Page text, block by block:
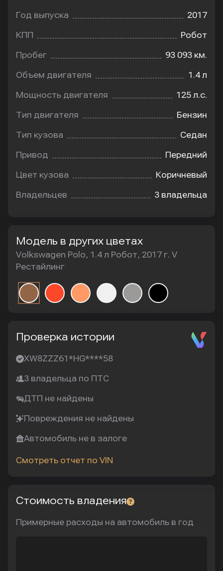
Год выпуска 2017
КПП Робот
Пробег 93 093 км.
Объем двигателя 1.4 л
Мощность двигателя 125 л.с.
Тип двигателя Бензин
Тип кузова Седан
Привод Передний
Цвет кузова Коричневый
Владельцев 3 владельца
Модель в других цветах
Volkswagen Polo, 1.4 л Робот, 2017 г. V
Рестайлинг
Проверка истории
XW8ZZZ61*HG****58
3 владельца по ПТС
ДТП не найдены
Повреждения не найдены
Автомобиль не в залоге
Смотреть отчет по VIN
Стоимость владения
Примерные расходы на автомобиль в год